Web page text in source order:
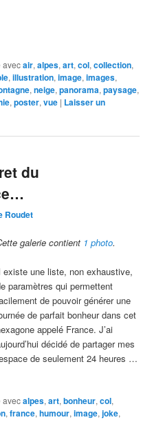
avecair,alpes,art,col,collection,
,illustration,image,images,
,neige,panorama,paysage,
,poster,vue | Laisser un
du
Roudet
galerie contient 1 photo.
existe une liste, non exhaustive,
paramètres qui permettent
de pouvoir générer une
de parfait bonheur dans cet
appelé France. J’ai
décidé de partager mes
de seulement 24 heures …
avecalpes,art,bonheur,col,
,france,humour,image,joke,